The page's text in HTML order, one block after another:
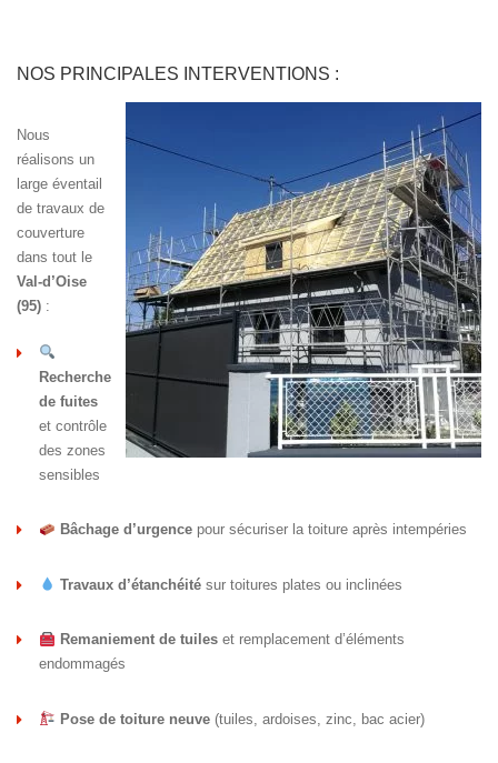
NOS PRINCIPALES INTERVENTIONS :
Nous
réalisons un
large éventail
de travaux de
couverture
dans tout le
Val-d’Oise
(95) :
Recherche
de fuites
et contrôle
des zones
sensibles
Bâchage d’urgencepour sécuriser la toiture après intempéries
Travaux d’étanchéitésur toitures plates ou inclinées
Remaniement de tuileset remplacement d’éléments
endommagés
Pose de toiture neuve(tuiles, ardoises, zinc, bac acier)